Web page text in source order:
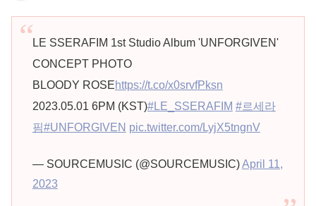
LE SSERAFIM 1st Studio Album 'UNFORGIVEN'
CONCEPT PHOTO
BLOODY ROSEhttps://t.co/x0srvfPksn
2023.05.01 6PM (KST)#LE_SSERAFIM #르세라
핌#UNFORGIVEN pic.twitter.com/LyjX5tngnV
— SOURCEMUSIC (@SOURCEMUSIC)April 11,
2023